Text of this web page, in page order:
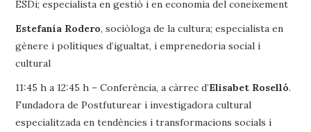
ESDi; especialista en gestió i en economia del coneixement
Estefanía Rodero, sociòloga de la cultura; especialista en
gènere i polítiques d’igualtat, i emprenedoria social i
cultural
11:45 h a 12:45 h – Conferència, a càrrec d’Elisabet Roselló.
Fundadora de Postfuturear i investigadora cultural
especialitzada en tendències i transformacions socials i